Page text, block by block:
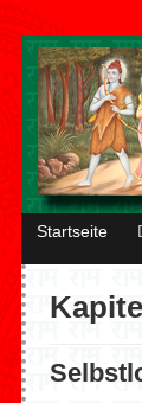
Startseite